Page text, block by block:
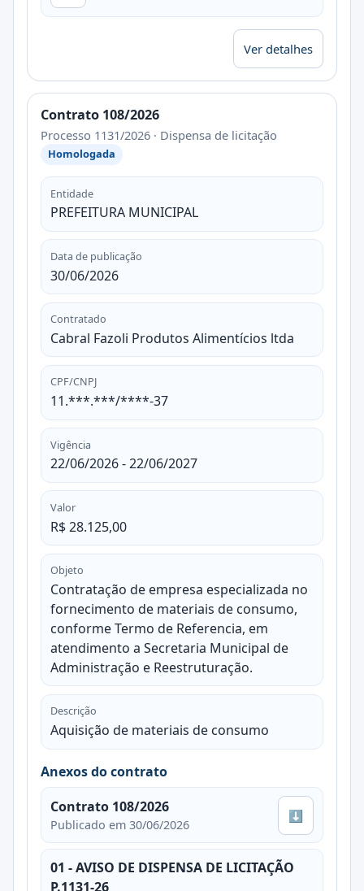
Ver detalhes
Contrato 108/2026
Processo 1131/2026 · Dispensa de licitação
Homologada
Entidade
PREFEITURA MUNICIPAL
Data de publicação
30/06/2026
Contratado
Cabral Fazoli Produtos Alimentícios ltda
CPF/CNPJ
11.***.***/****-37
Vigência
22/06/2026 - 22/06/2027
Valor
R$ 28.125,00
Objeto
Contratação de empresa especializada no
fornecimento de materiais de consumo,
conforme Termo de Referencia, em
atendimento a Secretaria Municipal de
Administração e Reestruturação.
Descrição
Aquisição de materiais de consumo
Anexos do contrato
Contrato 108/2026
Publicado em 30/06/2026
⬇
01 - AVISO DE DISPENSA DE LICITAÇÃO
P.1131-26